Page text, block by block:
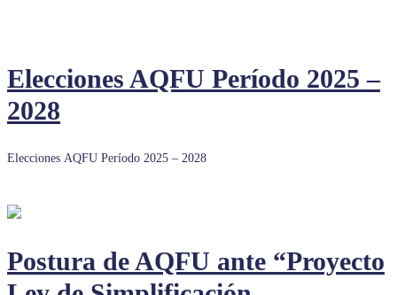
Elecciones AQFU Período 2025 –
2028
Elecciones AQFU Período 2025 – 2028
Postura de AQFU ante “Proyecto